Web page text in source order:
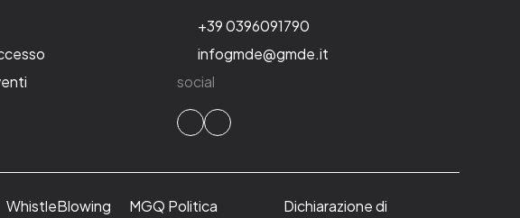
+39 0396091790
infogmde@gmde.it
social
WhistleBlowing
MGQ Politica
Dichiarazione di